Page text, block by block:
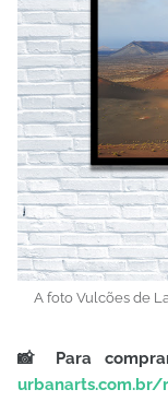
A foto Vulcões de
📸 Para
urbanarts.com.br/